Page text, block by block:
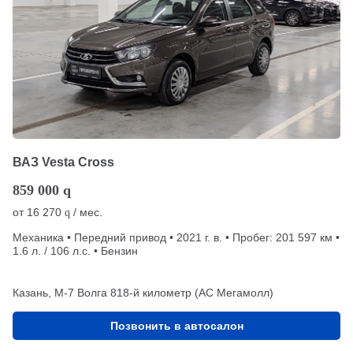
ВАЗ Vesta Cross
859 000 q
от 16 270 q / мес.
Механика • Передний привод • 2021 г. в. • Пробег: 201 597 км •
1.6 л. / 106 л.с. • Бензин
Казань, М-7 Волга 818-й километр (АС Мегамолл)
Позвонить в автосалон